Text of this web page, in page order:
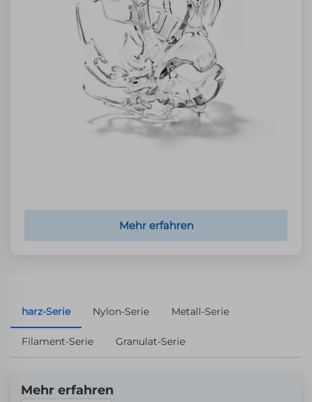
Mehr erfahren
harz-Serie Nylon-Serie Metall-Serie
Filament-Serie Granulat-Serie
Mehr erfahren